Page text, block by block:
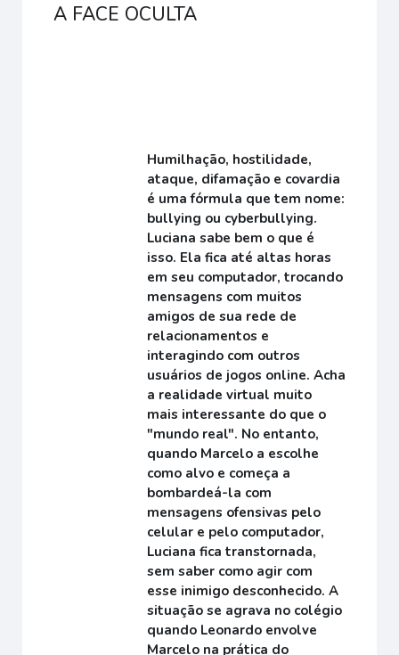
A FACE OCULTA
Humilhação, hostilidade,
ataque, difamação e covardia
é uma fórmula que tem nome:
bullying ou cyberbullying.
Luciana sabe bem o que é
isso. Ela fica até altas horas
em seu computador, trocando
mensagens com muitos
amigos de sua rede de
relacionamentos e
interagindo com outros
usuários de jogos online. Acha
a realidade virtual muito
mais interessante do que o
"mundo real". No entanto,
quando Marcelo a escolhe
como alvo e começa a
bombardeá-la com
mensagens ofensivas pelo
celular e pelo computador,
Luciana fica transtornada,
sem saber como agir com
esse inimigo desconhecido. A
situação se agrava no colégio
quando Leonardo envolve
Marcelo na prática do